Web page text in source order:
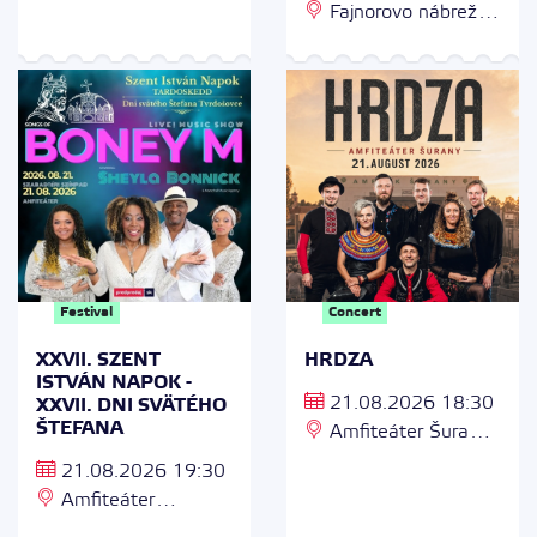
Fajnorovo nábrežie
Bratislava
Festival
XXVII. SZENT
ISTVÁN NAPOK -
XXVII. DNI SVÄTÉHO
ŠTEFANA
21.08.2026 19:30
Amfiteáter
Concert
HRDZA
21.08.2026 18:30
Amfiteáter Šurany,